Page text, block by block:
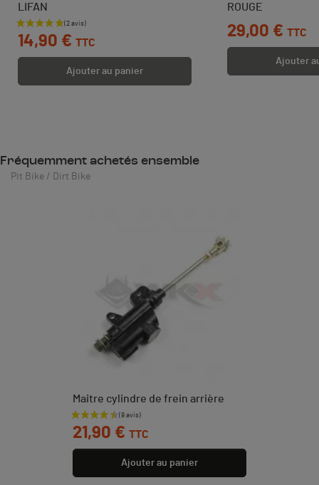
LIFAN
Prix
14,90 € TTC
Ajouter au panier
ROUGE
Prix
29,00 € TTC
Ajouter
Fréquemment achetés ensemble
Pit Bike / Dirt Bike
Maitre cylindre de frein arrière
Prix
21,90 € TTC
Ajouter au panier